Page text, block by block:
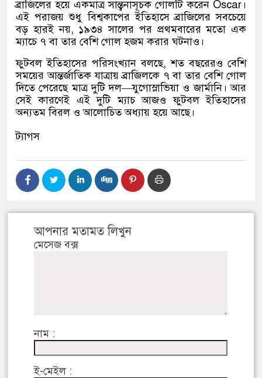
ব্রাজিলের হয়ে একমাত্র সান্ত্বনাসূচক গোলটি করেন Oscar।
এই পরাজয় শুধু বিশ্বকাপের ইতিহাসে ব্রাজিলের সবচেয়ে
বড় হারই নয়, ১৯৩৪ সালের পর প্রথমবারের মতো এক
ম্যাচে ৭ বা তার বেশি গোল হজম করার ঘটনাও।
ফুটবল ইতিহাসের পরিসংখ্যান বলছে, শত বছরেরও বেশি
সময়ের আন্তর্জাতিক যাত্রায় ব্রাজিলকে ৭ বা তার বেশি গোল
দিতে পেরেছে মাত্র দুটি দল—যুগোস্লাভিয়া ও জার্মানি। আর
সেই কারণেই এই দুটি ম্যাচ আজও ফুটবল ইতিহাসের
অন্যতম বিরল ও আলোচিত অধ্যায় হয়ে আছে।
ট্যাগস
আপনার মতামত লিখুন
মেসেজ বক্স
নাম :
ই-মেইল :